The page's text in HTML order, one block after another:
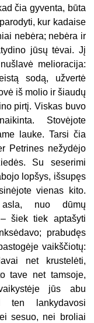
čia gyventa, būta
kur kadaise
nebėra; nebėra ir
jūsų tėvai. Jį
melioracija:
sodą, užvertė
iš molio ir šiaudų
pirtį. Viskas buvo
Stovėjote
lauke. Tarsi čia
Petrines nežydėjo
Su seserimi
lopšys, išsupęs
vienas kito.
nuo dūmų
– šiek tiek aptašyti
prabudęs
vaikščiotų:
net krustelėti,
tave net tamsoje,
jūs abu
ten lankydavosi
sesuo, nei broliai